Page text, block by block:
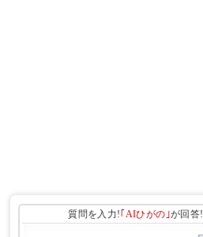
質問を入力!｢AIひがの｣が回答!